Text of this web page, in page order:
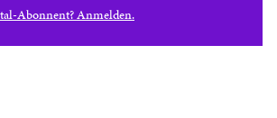
Abonnent? Anmelden.